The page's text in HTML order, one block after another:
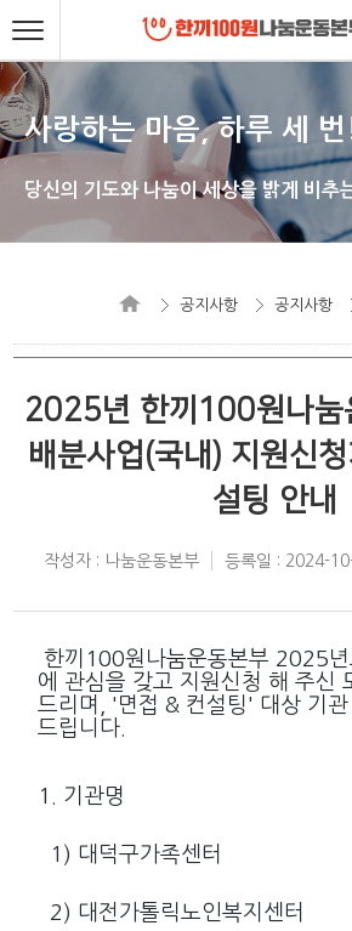
사랑하는 마음, 하루 세 번
당신의 기도와 나눔이 세상을 밝게 비추
공지사항 공지사항
2025년 한끼100원나눔
배분사업(국내) 지원신
설팅 안내
작성자 : 나눔운동본부 등록일 : 2024-
한끼100원나눔운동본부 2025년
에 관심을 갖고 지원신청 해 주신
드리며, '면접 & 컨설팅' 대상 기관
드립니다.
1. 기관명
1) 대덕구가족센터
2) 대전가톨릭노인복지센터